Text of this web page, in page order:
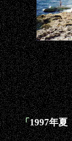
「1997年